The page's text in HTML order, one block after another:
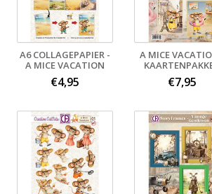
A6 COLLAGEPAPIER -
A MICE VACATION
€4,95
A MICE
€7,95